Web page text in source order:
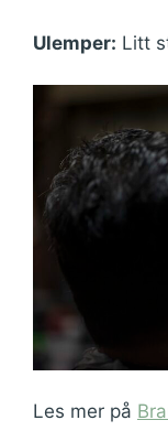
Ulemper: Litt
Les mer på